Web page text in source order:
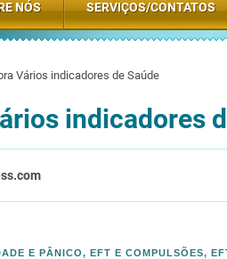
Vários indicadores de Saúde
indicadores
E PÂNICO, EFT E COMPULSÕES,
NÓS SERVIÇOS/CONTATOS